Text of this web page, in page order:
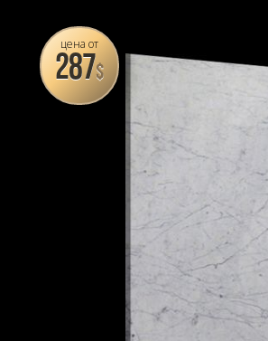
цена от
287$